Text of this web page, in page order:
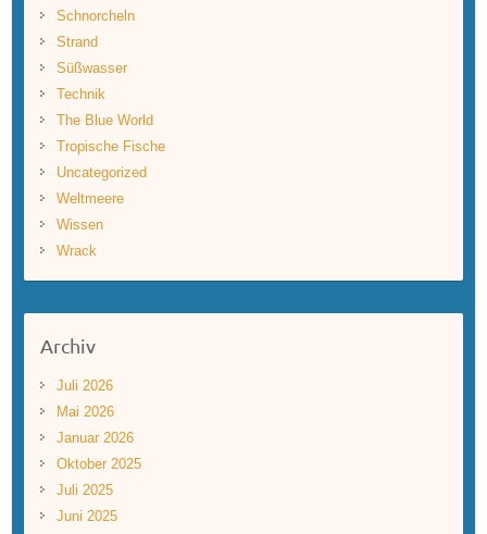
Schnorcheln
Strand
Süßwasser
Technik
The Blue World
Tropische Fische
Uncategorized
Weltmeere
Wissen
Wrack
Archiv
Juli 2026
Mai 2026
Januar 2026
Oktober 2025
Juli 2025
Juni 2025